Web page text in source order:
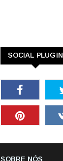
SOCIAL PLUGIN
SOBRE NÓS